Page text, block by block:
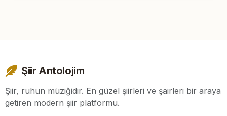
Şiir Antolojim
Şiir, ruhun müziğidir. En güzel şiirleri ve şairleri bir araya
getiren modern şiir platformu.